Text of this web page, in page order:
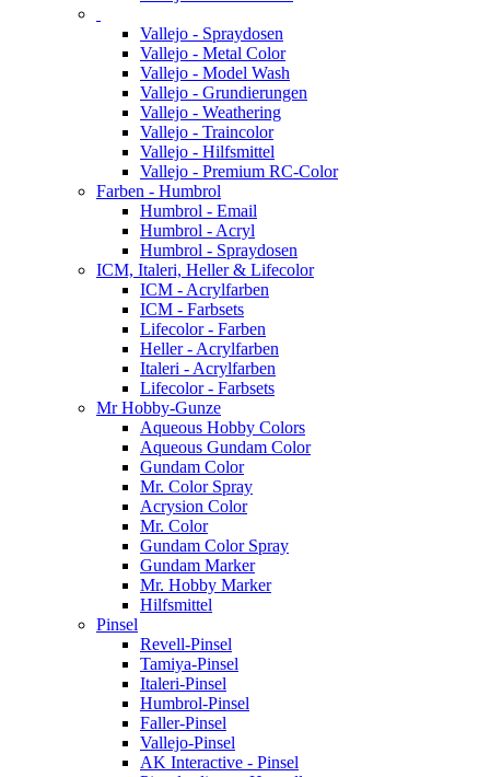
Vallejo - Spraydosen
Vallejo - Metal Color
Vallejo - Model Wash
Vallejo - Grundierungen
Vallejo - Weathering
Vallejo - Traincolor
Vallejo - Hilfsmittel
Vallejo - Premium RC-Color
Farben - Humbrol
Humbrol - Email
Humbrol - Acryl
Humbrol - Spraydosen
ICM, Italeri, Heller & Lifecolor
ICM - Acrylfarben
ICM - Farbsets
Lifecolor - Farben
Heller - Acrylfarben
Italeri - Acrylfarben
Lifecolor - Farbsets
Mr Hobby-Gunze
Aqueous Hobby Colors
Aqueous Gundam Color
Gundam Color
Mr. Color Spray
Acrysion Color
Mr. Color
Gundam Color Spray
Gundam Marker
Mr. Hobby Marker
Hilfsmittel
Pinsel
Revell-Pinsel
Tamiya-Pinsel
Italeri-Pinsel
Humbrol-Pinsel
Faller-Pinsel
Vallejo-Pinsel
AK Interactive - Pinsel